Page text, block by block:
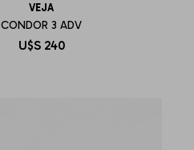
VEJA
CONDOR 3 ADV
U$S 240